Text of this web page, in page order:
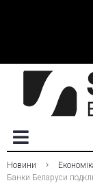
Новини
Банки Беларуси